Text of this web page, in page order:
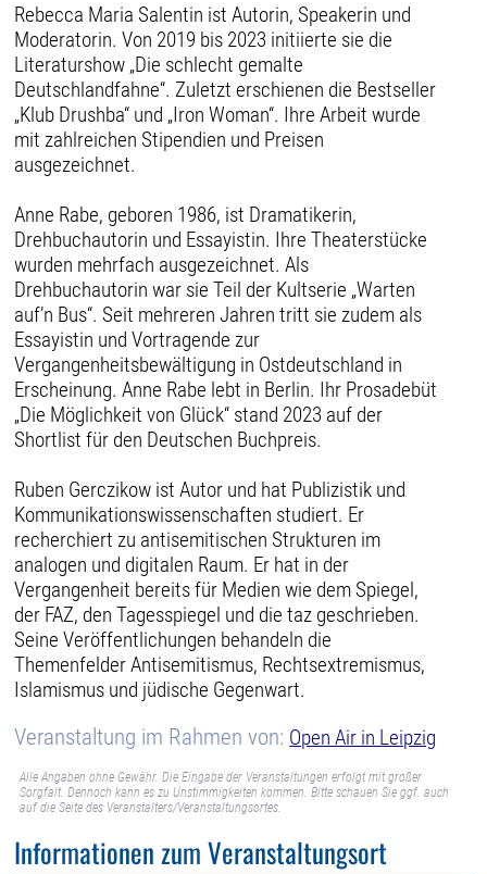
Rebecca Maria Salentin ist Autorin, Speakerin und
Moderatorin. Von 2019 bis 2023 initiierte sie die
Literaturshow „Die schlecht gemalte
Deutschlandfahne“. Zuletzt erschienen die Bestseller
„Klub Drushba“ und „Iron Woman“. Ihre Arbeit wurde
mit zahlreichen Stipendien und Preisen
ausgezeichnet.
Anne Rabe, geboren 1986, ist Dramatikerin,
Drehbuchautorin und Essayistin. Ihre Theaterstücke
wurden mehrfach ausgezeichnet. Als
Drehbuchautorin war sie Teil der Kultserie „Warten
auf’n Bus“. Seit mehreren Jahren tritt sie zudem als
Essayistin und Vortragende zur
Vergangenheitsbewältigung in Ostdeutschland in
Erscheinung. Anne Rabe lebt in Berlin. Ihr Prosadebüt
„Die Möglichkeit von Glück“ stand 2023 auf der
Shortlist für den Deutschen Buchpreis.
Ruben Gerczikow ist Autor und hat Publizistik und
Kommunikationswissenschaften studiert. Er
recherchiert zu antisemitischen Strukturen im
analogen und digitalen Raum. Er hat in der
Vergangenheit bereits für Medien wie dem Spiegel,
der FAZ, den Tagesspiegel und die taz geschrieben.
Seine Veröffentlichungen behandeln die
Themenfelder Antisemitismus, Rechtsextremismus,
Islamismus und jüdische Gegenwart.
Veranstaltung im Rahmen von: Open Air in Leipzig
Alle Angaben ohne Gewähr. Die Eingabe der Veranstaltungen erfolgt mit großer
Sorgfalt. Dennoch kann es zu Unstimmigkeiten kommen. Bitte schauen Sie ggf. auch
auf die Seite des Veranstalters/Veranstaltungsortes.
Informationen zum Veranstaltungsort